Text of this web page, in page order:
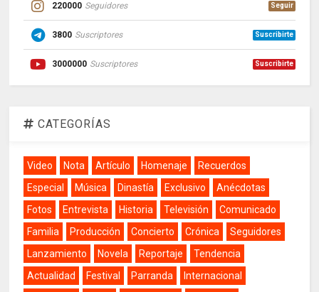
220000 Seguidores Seguir
3800 Suscriptores Suscribirte
3000000 Suscriptores Suscribirte
CATEGORÍAS
Video Nota Artículo Homenaje
Recuerdos
Especial
Música Dinastía Exclusivo
Anécdotas
Fotos
Entrevista Historia Televisión
Comunicado
Familia
Producción Concierto Crónica
Seguidores
Lanzamiento
Novela Reportaje
Tendencia
Actualidad
Festival Parranda
Internacional